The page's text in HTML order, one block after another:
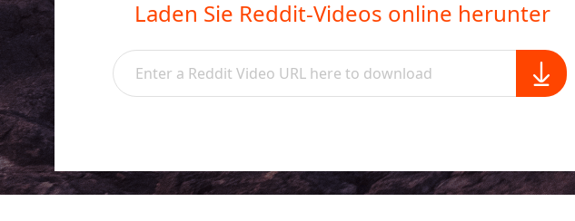
Laden Sie Reddit-Videos online herunter